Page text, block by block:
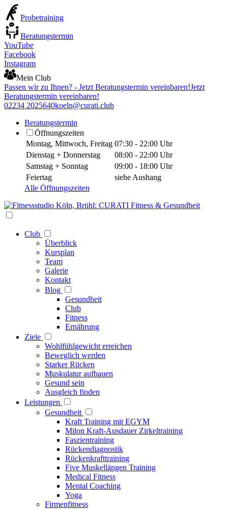
Probetraining
Beratungstermin
YouTube
Facebook
Instagram
Mein Club
Passen wir zu Ihnen? - Jetzt Beratungstermin vereinbaren!Jetzt
Beratungstermin vereinbaren!
02234 2025640koeln@curati.club
Beratungstermin
Öffnungszeiten
Montag, Mittwoch, Freitag 07:30 - 22:00 Uhr
Dienstag + Donnerstag
08:00 - 22:00 Uhr
Samstag + Sonntag
09:00 - 18:00 Uhr
Feiertag
siehe Aushang
Alle Öffnungszeiten
Club
Überblick
Kursplan
Team
Galerie
Kontakt
Blog
Gesundheit
Club
Fitness
Ernährung
Ziele
Wohlfühlgewicht erreichen
Beweglich werden
Starker Rücken
Muskulatur aufbauen
Gesund sein
Ausgleich finden
Leistungen
Gesundheit
Kraft Training mit EGYM
Milon Kraft-Ausdauer Zirkeltraining
Faszientraining
Rückendiagnostik
Rückenkrafttraining
Five Muskellängen Training
Medical Fitness
Mental Coaching
Yoga
Firmenfitness